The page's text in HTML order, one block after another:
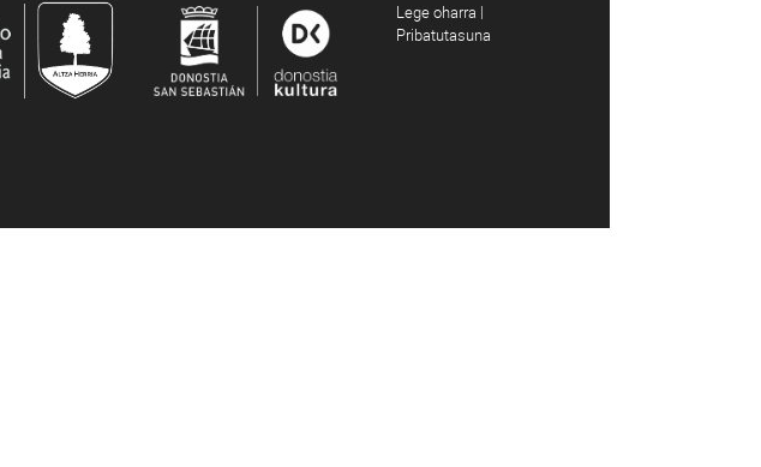
Lege oharra |
Pribatutasuna